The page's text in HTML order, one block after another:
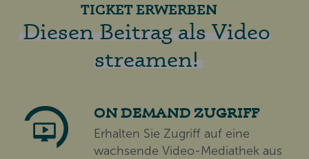
TICKET ERWERBEN
Diesen Beitrag als Video
streamen!
ON DEMAND ZUGRIFF
Erhalten Sie Zugriff auf eine
wachsende Video-Mediathek aus